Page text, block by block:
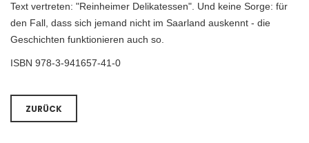
Text vertreten: "Reinheimer Delikatessen". Und keine Sorge: für
den Fall, dass sich jemand nicht im Saarland auskennt - die
Geschichten funktionieren auch so.
ISBN 978-3-941657-41-0
ZURÜCK